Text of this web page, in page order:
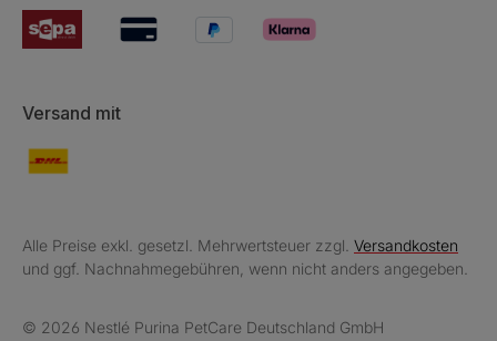
Alle Preise exkl. gesetzl. Mehrwertsteuer zzgl. Versandkosten
und ggf. Nachnahmegebühren, wenn nicht anders angegeben.
© 2026 Nestlé Purina PetCare Deutschland GmbH
Versand mit